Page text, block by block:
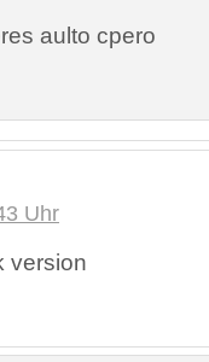
aulto cpero
Uhr
version